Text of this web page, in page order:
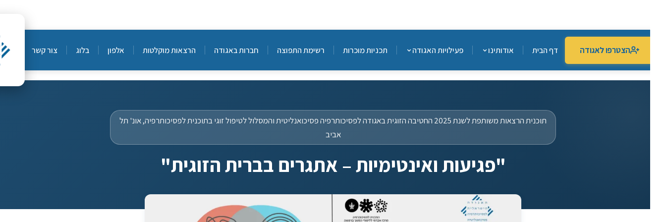
דף הבית אודותינו פעילויות האגודה תכניות מוכרות רשימת התפוצה חברות באגודה הרצאות מוקלטות אלפון צור קשר הצטרפו לאגודה
תוכנית הרצאות משותפת לשנת 2025 החטיבה הזוגית באגודה לפסיכותרפיה פסיכואנליטית והמסלול לטיפול זוגי בתוכנית לפסיכותרפיה, אונ' תל
"פגיעות ואינטימיות – אתגרים בברית הזוגית"